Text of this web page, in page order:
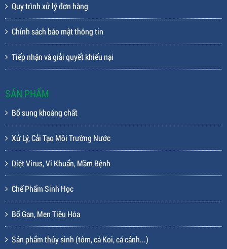
Quy trình xử lý đơn hàng
Chính sách bảo mật thông tin
Tiếp nhận và giải quyết khiếu nại
SẢN PHẨM
Bổ sung khoáng chất
Xử Lý, Cải Tạo Môi Trường Nước
Diệt Virus, Vi Khuẩn, Mầm Bệnh
Chế Phẩm Sinh Học
Bổ Gan, Men Tiêu Hóa
Sản phẩm thủy sinh (tôm, cá Koi, cá cảnh...)